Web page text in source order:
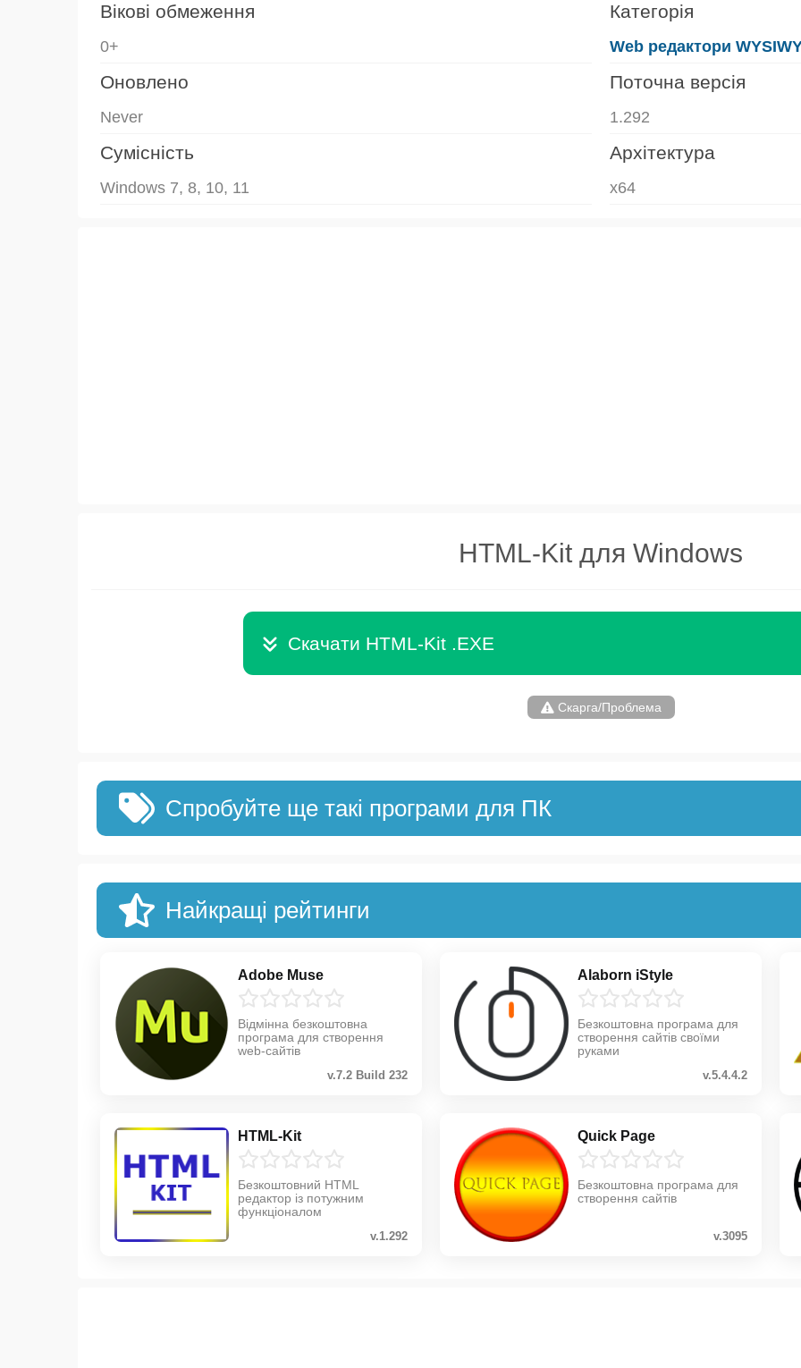
Вікові обмеження
0+
Категорія
Web редактори
Оновлено
Never
Поточна версія
1.292
Сумісність
Windows 7, 8, 10, 11
Архітектура
x64
HTML-Kit для Windows
Скачати HTML-Kit .EXE
Скарга/Проблема
Спробуйте ще такі програми для ПК
Найкращі рейтинги
Adobe Muse
Відмінна безкоштовна
програма для створення
web-сайтів
v.7.2 Build 232
Alaborn iStyle
Безкоштовна програма для
створення сайтів своїми
руками
v.5.4.4.2
HTML-Kit
Безкоштовний HTML
редактор із потужним
функціоналом
v.1.292
Quick Page
Безкоштовна програма для
створення сайтів
v.3095